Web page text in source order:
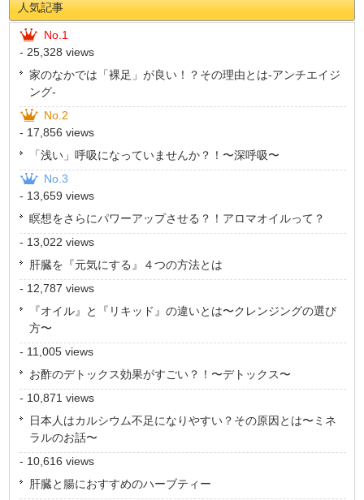
人気記事
No.1
- 25,328 views
家のなかでは「裸足」が良い！？その理由とは-アンチエイジ
ング-
No.2
- 17,856 views
「浅い」呼吸になっていませんか？！〜深呼吸〜
No.3
- 13,659 views
瞑想をさらにパワーアップさせる？！アロマオイルって？
- 13,022 views
肝臓を『元気にする』４つの方法とは
- 12,787 views
『オイル』と『リキッド』の違いとは〜クレンジングの選び
方〜
- 11,005 views
お酢のデトックス効果がすごい？！〜デトックス〜
- 10,871 views
日本人はカルシウム不足になりやすい？その原因とは〜ミネ
ラルのお話〜
- 10,616 views
肝臓と腸におすすめのハーブティー